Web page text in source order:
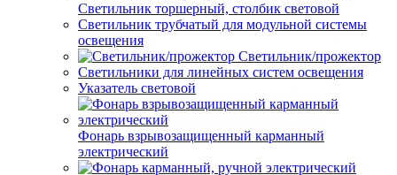
Светильник торшерный, столбик световой
Светильник трубчатый для модульной системы
освещения
Светильник/прожектор
Светильники для линейных систем освещения
Указатель световой
Фонарь взрывозащищенный карманный
электрический